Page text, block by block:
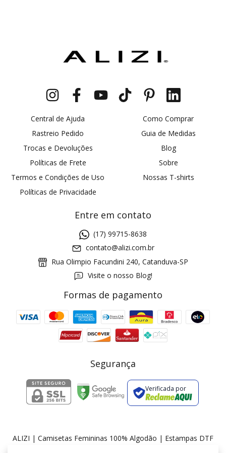
Central de Ajuda
Rastreio Pedido
Trocas e Devoluções
Políticas de Frete
Termos e Condições de Uso
Políticas de Privacidade
Como Comprar
Guia de Medidas
Blog
Sobre
Nossas T-shirts
Entre em contato
(17) 99715-8638
contato@alizi.com.br
Rua Olimpio Facundini 240, Catanduva-SP
Visite o nosso Blog!
Formas de pagamento
Segurança
Verificada por
ALIZI | Camisetas Femininas 100% Algodão | Estampas DTF
Cupom 1a compra: GANHE5
2 pecas 7% OFF